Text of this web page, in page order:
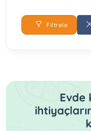
Filtrele
Evde